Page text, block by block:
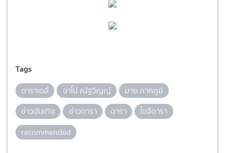
Tags
ดาราเดลี่ อาโป ณัฐวิญญ์
มาย ภาคภูมิ
ข่าวบันเทิง
ข่าวดารา ดารา
ไอจีดารา
recommended